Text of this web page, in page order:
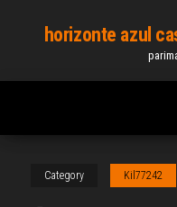
content
horizonte azul
Category Kil77242